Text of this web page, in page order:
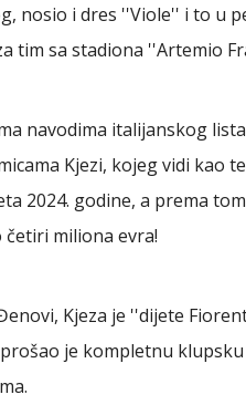
nosio i dres ''Viole'' i to u
tim sa stadiona ''Artemio
navodima italijanskog
Kjezi, kojeg vidi kao
2024. godine, a prema
miliona evra!
Kjeza je ''dijete
je kompletnu